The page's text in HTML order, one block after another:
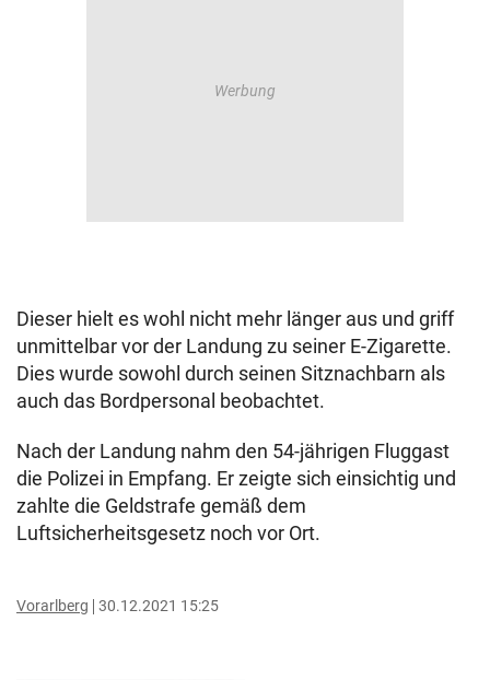
Dieser hielt es wohl nicht mehr länger aus und griff
unmittelbar vor der Landung zu seiner E-Zigarette.
Dies wurde sowohl durch seinen Sitznachbarn als
auch das Bordpersonal beobachtet.
Nach der Landung nahm den 54-jährigen Fluggast
die Polizei in Empfang. Er zeigte sich einsichtig und
zahlte die Geldstrafe gemäß dem
Luftsicherheitsgesetz noch vor Ort.
Vorarlberg 30.12.2021 15:25